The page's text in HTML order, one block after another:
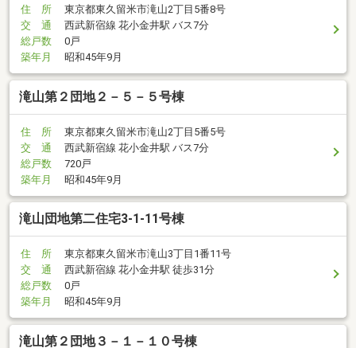
住 所
東京都東久留米市滝山2丁目5番8号
交 通
西武新宿線 花小金井駅 バス7分
総戸数
0戸
築年月
昭和45年9月
滝山第２団地２－５－５号棟
住 所
東京都東久留米市滝山2丁目5番5号
交 通
西武新宿線 花小金井駅 バス7分
総戸数
720戸
築年月
昭和45年9月
滝山団地第二住宅3-1-11号棟
住 所
東京都東久留米市滝山3丁目1番11号
交 通
西武新宿線 花小金井駅 徒歩31分
総戸数
0戸
築年月
昭和45年9月
滝山第２団地３－１－１０号棟